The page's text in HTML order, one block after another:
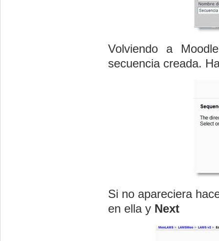
Volviendo a
secuencia creada.
Si no apareciera
en ella y Next